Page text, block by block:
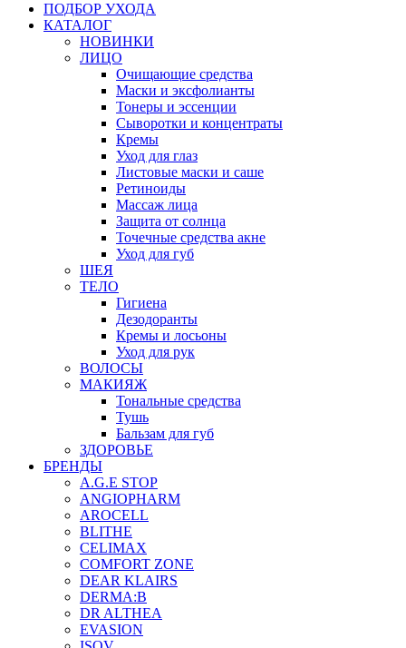
ПОДБОР УХОДА
КАТАЛОГ
НОВИНКИ
ЛИЦО
Очищающие средства
Маски и эксфолианты
Тонеры и эссенции
Сыворотки и концентраты
Кремы
Уход для глаз
Листовые маски и саше
Ретиноиды
Массаж лица
Защита от солнца
Точечные средства акне
Уход для губ
ШЕЯ
ТЕЛО
Гигиена
Дезодоранты
Кремы и лосьоны
Уход для рук
ВОЛОСЫ
МАКИЯЖ
Тональные средства
Тушь
Бальзам для губ
ЗДОРОВЬЕ
БРЕНДЫ
A.G.E STOP
ANGIOPHARM
AROCELL
BLITHE
CELIMAX
COMFORT ZONE
DEAR KLAIRS
DERMA:B
DR ALTHEA
EVASION